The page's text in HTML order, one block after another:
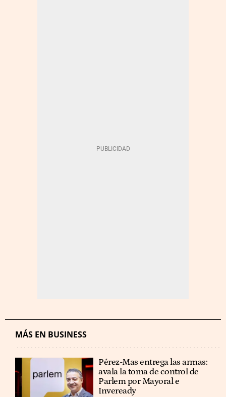
MÁS EN BUSINESS
Pérez-Mas entrega las armas:
avala la toma de control de
Parlem por Mayoral e
Inveready